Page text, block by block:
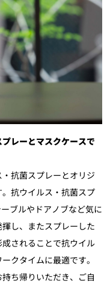
レーとマスクケースで
抗菌スプレーとオリジ
抗ウイルス・抗菌スプ
ブルやドアノブなど気に
し、またスプレーした
されることで抗ウイル
クタイムに最適です。
ち帰りいただき、ご自